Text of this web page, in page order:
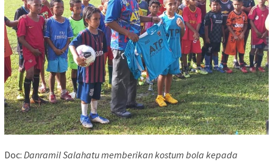
Doc: Danramil Salahatu memberikan kostum bola kepada